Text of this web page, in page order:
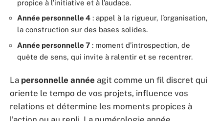
propice à l’initiative et à l’audace.
Année personnelle 4 : appel à la rigueur, l’organisation,
la construction sur des bases solides.
Année personnelle 7 : moment d’introspection, de
quête de sens, qui invite à ralentir et se recentrer.
La personnelle année agit comme un fil discret qui
oriente le tempo de vos projets, influence vos
relations et détermine les moments propices à